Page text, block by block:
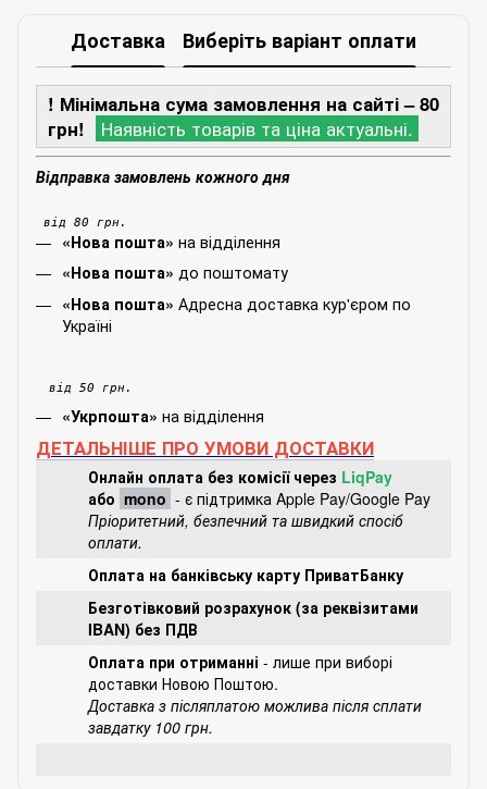
Доставка Виберіть варіант оплати
! Мінімальна сума замовлення на сайті – 80
грн!
Наявність товарів та ціна актуальні.
Відправка замовлень кожного дня
від 80 грн.
«Нова пошта» на відділення
«Нова пошта» до поштомату
«Нова пошта» Адресна доставка кур'єром по
Україні
від 50 грн.
«Укрпошта» на відділення
ДЕТАЛЬНІШЕ ПРО УМОВИ ДОСТАВКИ
Онлайн оплата без комісії через LiqPay
або mono - є підтримка Apple Pay/Google Pay
Пріоритетний, безпечний та швидкий спосіб
оплати.
Оплата на банківську карту ПриватБанку
Безготівковий розрахунок (за реквізитами
IBAN) без ПДВ
Оплата при отриманні - лише при виборі
доставки Новою Поштою.
Доставка з післяплатою можлива після сплати
завдатку 100 грн.